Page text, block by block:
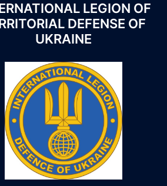
LEGION OF
DEFENSE OF
UKRAINE